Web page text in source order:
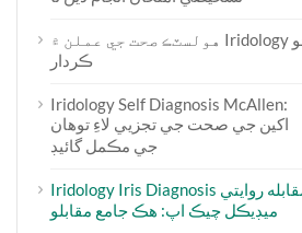
هولسٽڪ صحت جي عملن ۾ Iridology جو
ڪردار
Iridology Self Diagnosis McAllen:
اکين جي صحت جي تجزيي لاءِ توهان
جي مڪمل گائيڊ
Iridology Iris Diagnosis بمقابله روايتي
ميڊيڪل چيڪ اپ: هڪ جامع مقابلو